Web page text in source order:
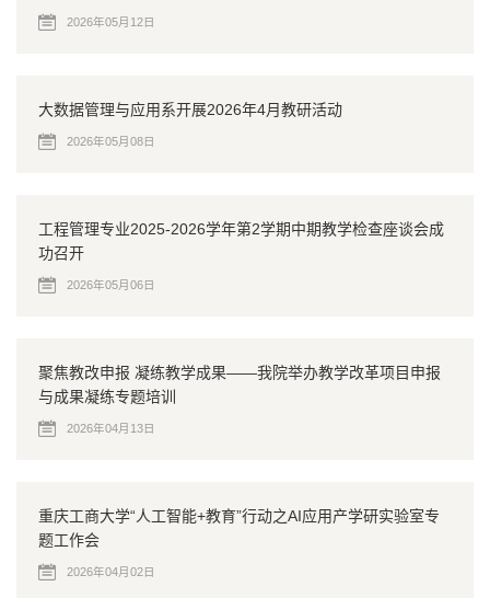
2026年05月12日
大数据管理与应用系开展2026年4月教研活动
2026年05月08日
工程管理专业2025-2026学年第2学期中期教学检查座谈会成
功召开
2026年05月06日
聚焦教改申报 凝练教学成果——我院举办教学改革项目申报
与成果凝练专题培训
2026年04月13日
重庆工商大学“人工智能+教育”行动之AI应用产学研实验室专
题工作会
2026年04月02日